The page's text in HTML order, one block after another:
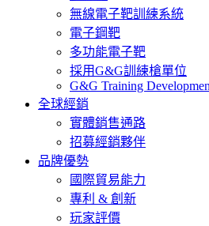
無線電子靶訓練系統
電子鋼靶
多功能電子靶
採用G&G訓練槍單位
G&G Training
全球經銷
實體銷售通路
招募經銷夥伴
品牌優勢
國際貿易能力
專利 & 創新
玩家評價